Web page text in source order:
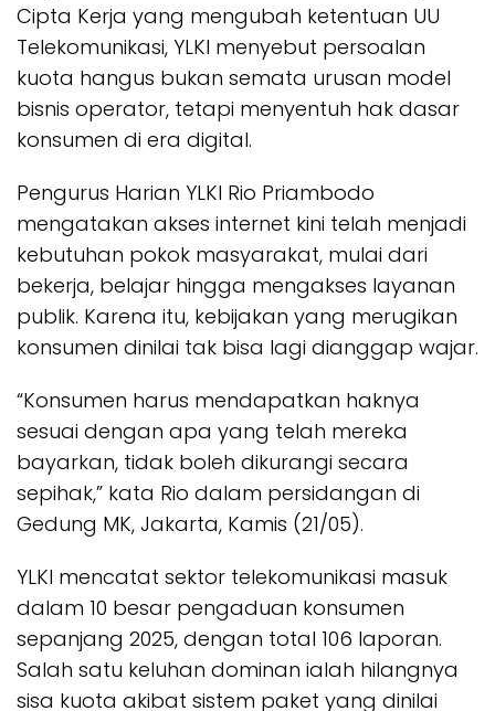
Cipta Kerja yang mengubah ketentuan UU
Telekomunikasi, YLKI menyebut persoalan
kuota hangus bukan semata urusan model
bisnis operator, tetapi menyentuh hak dasar
konsumen di era digital.
Pengurus Harian YLKI Rio Priambodo
mengatakan akses internet kini telah menjadi
kebutuhan pokok masyarakat, mulai dari
bekerja, belajar hingga mengakses layanan
publik. Karena itu, kebijakan yang merugikan
konsumen dinilai tak bisa lagi dianggap wajar.
“Konsumen harus mendapatkan haknya
sesuai dengan apa yang telah mereka
bayarkan, tidak boleh dikurangi secara
sepihak,” kata Rio dalam persidangan di
Gedung MK, Jakarta, Kamis (21/05).
YLKI mencatat sektor telekomunikasi masuk
dalam 10 besar pengaduan konsumen
sepanjang 2025, dengan total 106 laporan.
Salah satu keluhan dominan ialah hilangnya
sisa kuota akibat sistem paket yang dinilai